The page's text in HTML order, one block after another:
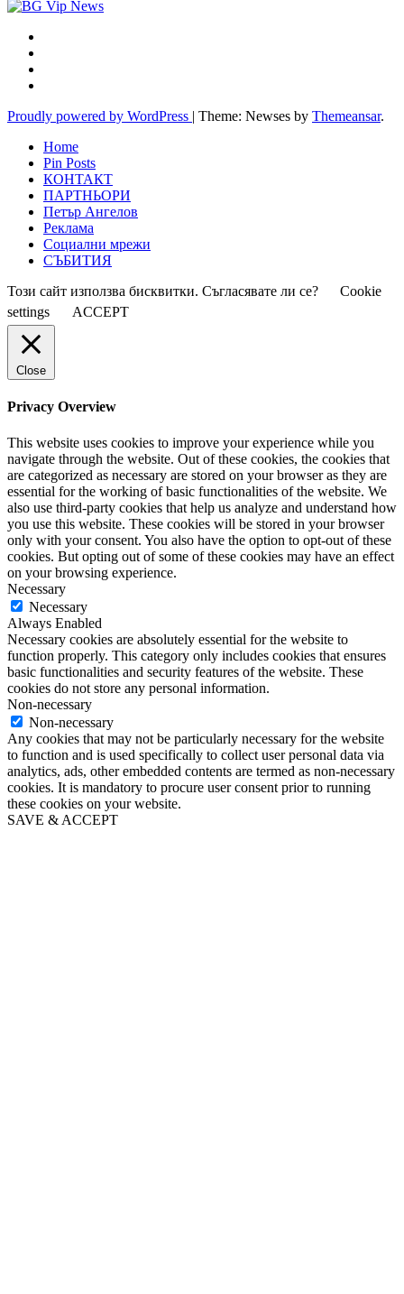
Proudly powered by WordPress | Theme: Newses by Themeansar.
Home
Pin Posts
КОНТАКТ
ПАРТНЬОРИ
Петър Ангелов
Реклама
Социални мрежи
СЪБИТИЯ
Този сайт използва бисквитки. Съгласявате ли се?
Cookie
settings
ACCEPT
Close
Privacy Overview
This website uses cookies to improve your experience while you
navigate through the website. Out of these cookies, the cookies that
are categorized as necessary are stored on your browser as they are
essential for the working of basic functionalities of the website. We
also use third-party cookies that help us analyze and understand how
you use this website. These cookies will be stored in your browser
only with your consent. You also have the option to opt-out of these
cookies. But opting out of some of these cookies may have an effect
on your browsing experience.
Necessary
Necessary
Always Enabled
Necessary cookies are absolutely essential for the website to
function properly. This category only includes cookies that ensures
basic functionalities and security features of the website. These
cookies do not store any personal information.
Non-necessary
Non-necessary
Any cookies that may not be particularly necessary for the website
to function and is used specifically to collect user personal data via
analytics, ads, other embedded contents are termed as non-necessary
cookies. It is mandatory to procure user consent prior to running
these cookies on your website.
SAVE & ACCEPT